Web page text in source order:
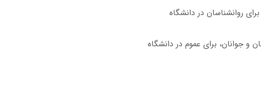
روانشناسان در دانشگاه
و جوانان، برای عموم در دانشگاه